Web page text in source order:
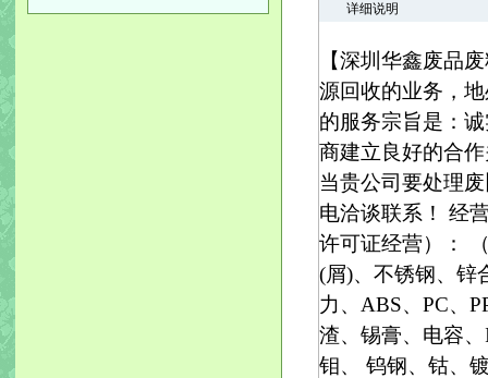
详细说明
【深圳华鑫废品
源回收的业务，
的服务宗旨是：
商建立良好的合
当贵公司要处理
电洽谈联系！ 经
许可证经营）：
(屑)、不锈钢、锌
力、ABS、PC、
渣、锡膏、电容
钼、 钨钢、钴、